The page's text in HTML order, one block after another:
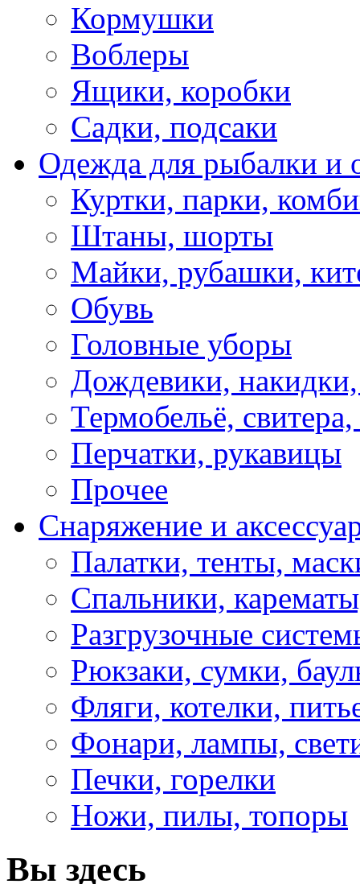
Кормушки
Воблеры
Ящики, коробки
Садки, подсаки
Одежда для рыбалки и
Куртки, парки,
Штаны, шорты
Майки, рубашки,
Обувь
Головные уборы
Дождевики,
Термобельё,
Перчатки, рукавицы
Прочее
Снаряжение и
Палатки, тенты,
Спальники,
Разгрузочные
Рюкзаки, сумки,
Фляги, котелки,
Фонари, лампы,
Печки, горелки
Ножи, пилы, топоры
Вы здесь